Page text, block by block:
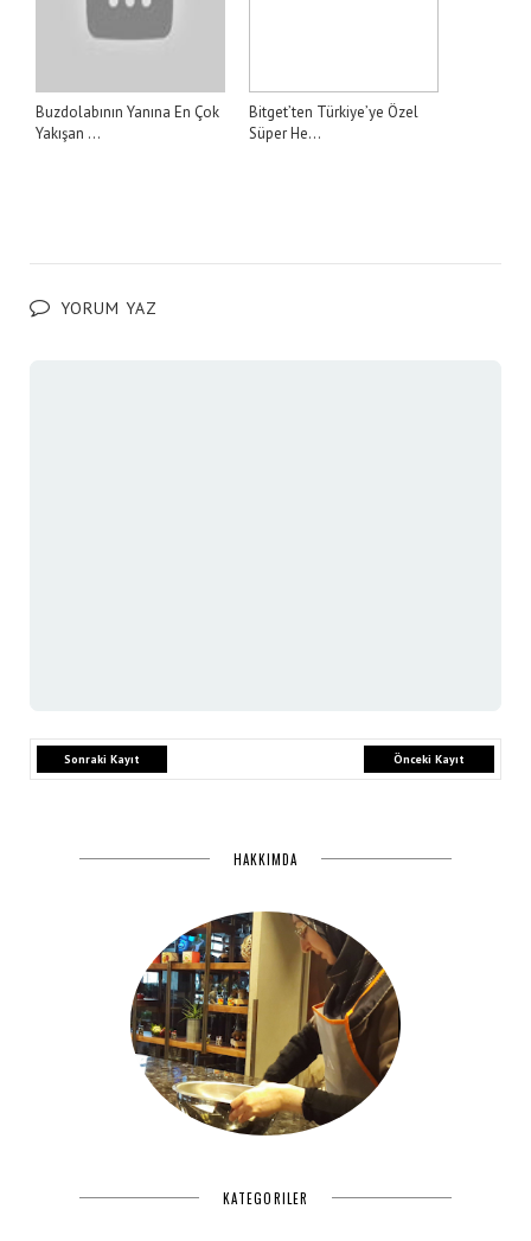
Buzdolabının Yanına En Çok
Yakışan ...
Bitget’ten Türkiye’ye Özel
Süper He...
YORUM YAZ
Sonraki Kayıt Önceki Kayıt
HAKKIMDA
KATEGORILER